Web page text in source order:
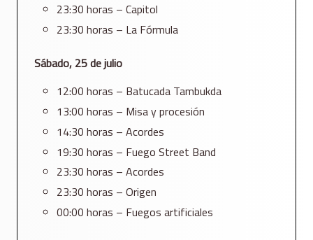
23:30 horas – Capitol
23:30 horas – La Fórmula
Sábado, 25 de julio
12:00 horas – Batucada Tambukda
13:00 horas – Misa y procesión
14:30 horas – Acordes
19:30 horas – Fuego Street Band
23:30 horas – Acordes
23:30 horas – Origen
00:00 horas – Fuegos artificiales